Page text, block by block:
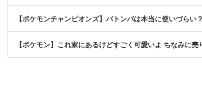
【ポケモンチャンピオンズ】バトンパは本当に使いづら
【ポケモン】これ家にあるけどすごく可愛いよ ちなみに売